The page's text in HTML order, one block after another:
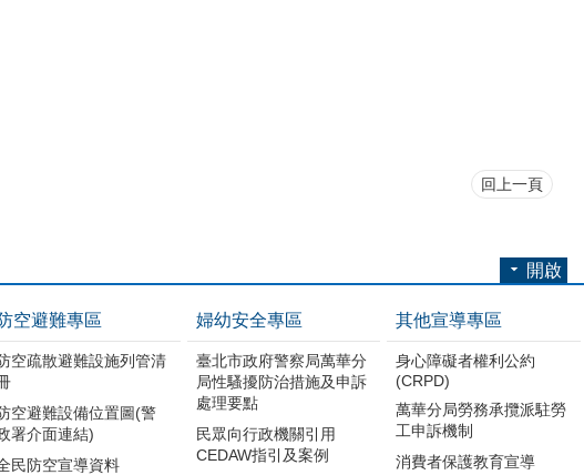
回上一頁
開啟
空避難專區
空疏散避難設施列管清
空避難設備位置圖(警
署介面連結)
民防空宣導資料
婦幼安全專區
臺北市政府警察局萬華分
局性騷擾防治措施及申訴
處理要點
民眾向行政機關引用
CEDAW指引及案例
其他宣導專區
身心障礙者權利公約
(CRPD)
萬華分局勞務承攬派駐勞
工申訴機制
消費者保護教育宣導